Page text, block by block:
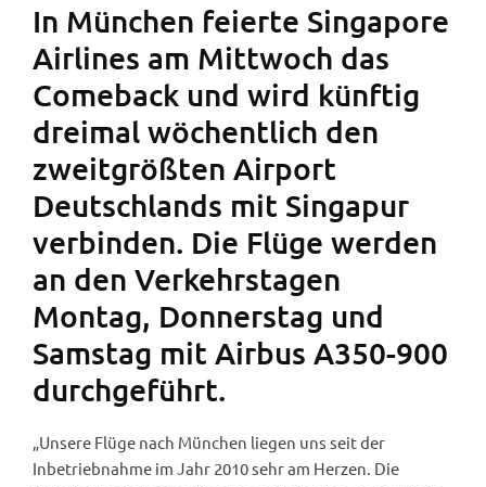
In München feierte Singapore
Airlines am Mittwoch das
Comeback und wird künftig
dreimal wöchentlich den
zweitgrößten Airport
Deutschlands mit Singapur
verbinden. Die Flüge werden
an den Verkehrstagen
Montag, Donnerstag und
Samstag mit Airbus A350-900
durchgeführt.
„Unsere Flüge nach München liegen uns seit der
Inbetriebnahme im Jahr 2010 sehr am Herzen. Die